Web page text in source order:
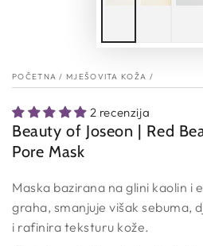
POČETNA / MJEŠOVITA KOŽA /
2 recenzija
Beauty of Joseon | Red
Pore Mask
Maska bazirana na glini kaolin i
graha, smanjuje višak sebuma,
i rafinira teksturu kože.